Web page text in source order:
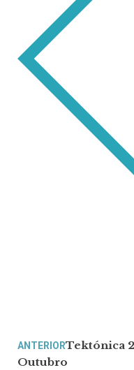
ANTERIORTektónica
Outubro